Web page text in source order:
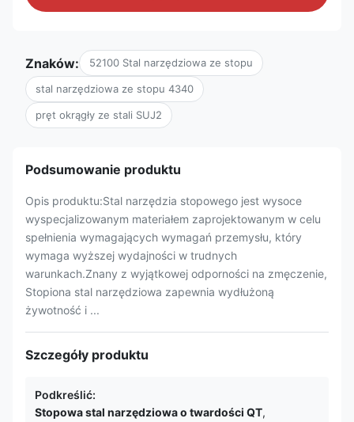
Znaków: 52100 Stal narzędziowa ze stopu
stal narzędziowa ze stopu 4340
pręt okrągły ze stali SUJ2
Podsumowanie produktu
Opis produktu:Stal narzędzia stopowego jest wysoce
wyspecjalizowanym materiałem zaprojektowanym w celu
spełnienia wymagających wymagań przemysłu, który
wymaga wyższej wydajności w trudnych
warunkach.Znany z wyjątkowej odporności na zmęczenie,
Stopiona stal narzędziowa zapewnia wydłużoną
żywotność i ...
Szczegóły produktu
Podkreślić:
Stopowa stal narzędziowa o twardości QT,